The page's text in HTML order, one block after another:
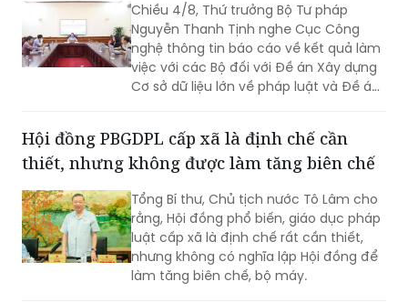
gia tăng cho công tác quản lý nhà
nước.
Chiều 4/8, Thứ trưởng Bộ Tư pháp
Nguyễn Thanh Tịnh nghe Cục Công
nghệ thông tin báo cáo về kết quả làm
việc với các Bộ đối với Đề án Xây dựng
Cơ sở dữ liệu lớn về pháp luật và Đề án
trình Thủ tướng Chính phủ.
Hội đồng PBGDPL cấp xã là định chế cần
thiết, nhưng không được làm tăng biên chế
Tổng Bí thư, Chủ tịch nước Tô Lâm cho
rằng, Hội đồng phổ biến, giáo dục pháp
luật cấp xã là định chế rất cần thiết,
nhưng không có nghĩa lập Hội đồng để
làm tăng biên chế, bộ máy.